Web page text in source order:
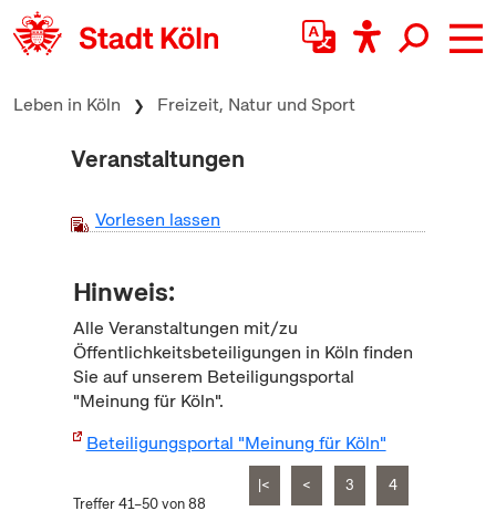
zum Inhalt springen
Leben in Köln Freizeit, Natur und Sport
Veranstaltungen
Vorlesen lassen
Hinweis:
Alle Veranstaltungen mit/zu
Öffentlichkeitsbeteiligungen in Köln finden
Sie auf unserem Beteiligungsportal
"Meinung für Köln".
Beteiligungsportal "Meinung für Köln"
Treffer 41–50 von 88
|< < 3 4